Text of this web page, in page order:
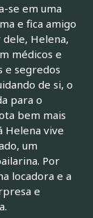
se em uma
e fica amigo
Helena,
médicos e
e segredos
de si, o
para o
bem mais
Helena vive
um
Por
locadora e a
e